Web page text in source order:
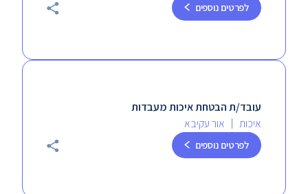
לפרטים נוספים
עובד/ת הבטחת איכות מעבדות
אור עקיבא
איכות
לפרטים נוספים